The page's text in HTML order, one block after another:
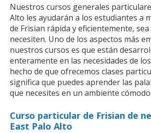
Nuestros cursos generales
Alto les ayudarán a los estudiantes a
de Frisian rápida y eficientemente,
necesiten. Uno de los aspectos más
nuestros cursos es que están
enteramente en las necesidades de
hecho de que ofrecemos clases
significa que puedes aprender las
que necesites en un ambiente
Curso particular de Frisian de
East Palo Alto